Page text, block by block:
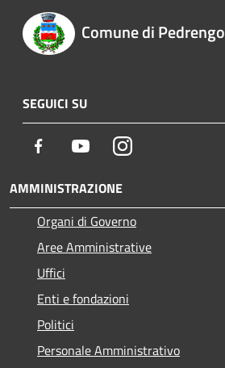
Comune di Pedrengo
SEGUICI SU
Facebook YoutubeInstagram
AMMINISTRAZIONE
Organi di Governo
Aree Amministrative
Uffici
Enti e fondazioni
Politici
Personale Amministrativo